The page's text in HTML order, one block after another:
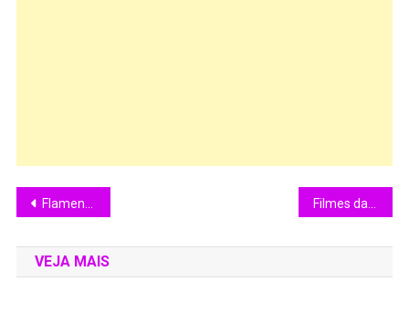
Flamengo vence Santos, Mengão na vice liderança do Campeonato Brasileiro 2025, colado no Palmeiras, Santos está na zona de rebaixamento
VEJA MAIS